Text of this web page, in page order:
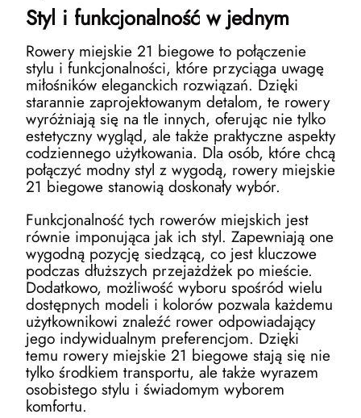
Styl i funkcjonalność w jednym
Rowery miejskie 21 biegowe to połączenie
stylu i funkcjonalności, które przyciąga uwagę
miłośników eleganckich rozwiązań. Dzięki
starannie zaprojektowanym detalom, te rowery
wyróżniają się na tle innych, oferując nie tylko
estetyczny wygląd, ale także praktyczne aspekty
codziennego użytkowania. Dla osób, które chcą
połączyć modny styl z wygodą, rowery miejskie
21 biegowe stanowią doskonały wybór.
Funkcjonalność tych rowerów miejskich jest
równie imponująca jak ich styl. Zapewniają one
wygodną pozycję siedzącą, co jest kluczowe
podczas dłuższych przejażdżek po mieście.
Dodatkowo, możliwość wyboru spośród wielu
dostępnych modeli i kolorów pozwala każdemu
użytkownikowi znaleźć rower odpowiadający
jego indywidualnym preferencjom. Dzięki
temu rowery miejskie 21 biegowe stają się nie
tylko środkiem transportu, ale także wyrazem
osobistego stylu i świadomym wyborem
komfortu.